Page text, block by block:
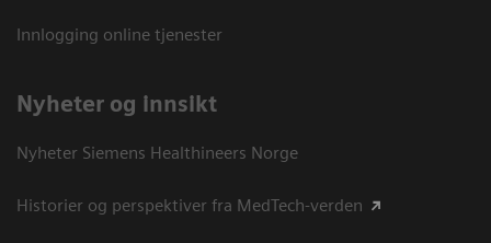
Innlogging online tjenester
Nyheter og innsikt
Nyheter Siemens Healthineers Norge
Historier og perspektiver fra MedTech-verden